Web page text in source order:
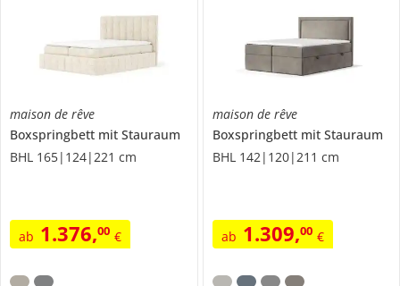
maison de rêve
Boxspringbett mit Stauraum
BHL 165|124|221 cm
ab 1.376,00 €
maison de rêve
Boxspringbett mit Stauraum
BHL 142|120|211 cm
ab 1.309,00 €